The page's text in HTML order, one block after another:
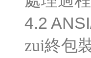
4.2
zui終包裝